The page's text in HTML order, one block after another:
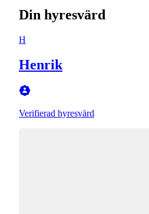
Din hyresvärd
H
Henrik
Verifierad hyresvärd